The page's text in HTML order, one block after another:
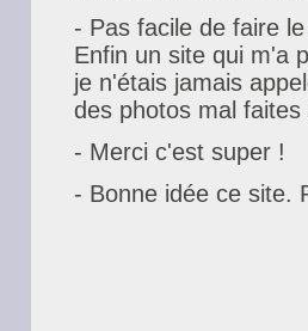
- Pas facile de faire
Enfin un site qui m'a
je n'étais jamais
des photos mal
- Merci c'est super !
- Bonne idée ce site.